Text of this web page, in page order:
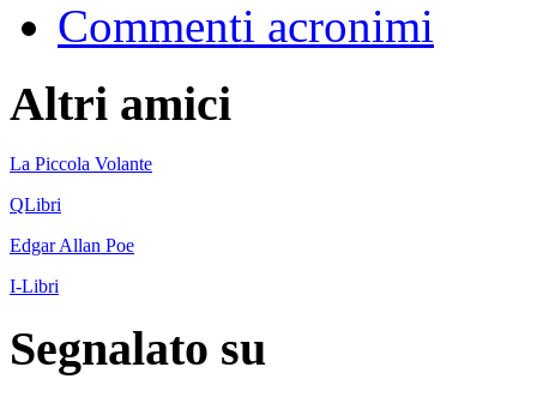
Commenti acronimi
Altri amici
La Piccola Volante
QLibri
Edgar Allan Poe
I-Libri
Segnalato su